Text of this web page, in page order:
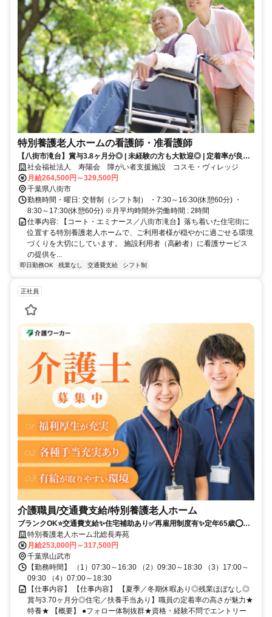
特別養護老人ホームの看護師・准看護師
【八街市滝台】賞与3.8ヶ月分◎ | 未経験の方も大歓迎◎ | 定着率が良い
施設♪社会福祉法人 寿陽会 障がい者支援施設 コスモ・ヴィレッジ
月給264,500円～329,500円
千葉県八街市
勤務時間・曜日: 交替制（シフト制） ・7:30～16:30(休憩60分) ・
8:30～17:30(休憩60分) ※月平均時間外労働時間 : 2時間
仕事内容: 【コート・エミナース／八街市滝台】落ち着いた住宅街に
位置する特別養護老人ホームで、ご利用者様が穏やかに過ごせる環境
づくりを大切にしています。 施設利用者（高齢者）に看護サービス
の提供を...
即日勤務OK 残業なし 交通費支給 シフト制
正社員
介護職員/交通費支給/特別養護老人ホーム
ブランクOK⭐️交通費支給✨住宅補助あり✅️再雇用制度有✨定年65歳⭕️担
当者オススメ✨未経験歓迎❗️車通勤ＯＫ⭐️週休2日
特別養護老人ホーム北総長寿苑
月給253,000円～317,500円
千葉県山武市
【勤務時間】 （1）07:30～16:30 （2）09:30～18:30 （3）17:00～
09:30 （4）07:00～18:30
【仕事内容】 【仕事内容】 【夏季／冬期休暇あり◎残業ほぼなし◎
賞与3.70ヶ月分◎住宅／扶養手当あり】職員の定着率の高さが魅力★
特養★ 【概要】 ●フォロー体制抜群★資格・経験不問でエントリー